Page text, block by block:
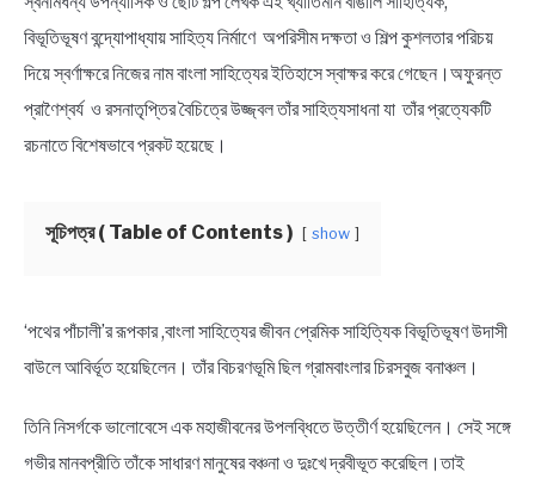
BIOGRAPHY
EDUCATIONAL
BENGALI WISHES
BENGALI NAMES
in
Biography
বিভূতিভূষণ বন্দ্যোপাধ্যায় সাহিত্য নির্মাণে অপরিসীম দক্ষতা ও শিল্প কুশলতার পরিচয়
দিয়ে স্বর্ণাক্ষরে নিজের নাম বাংলা সাহিত্যের ইতিহাসে স্বাক্ষর করে গেছেন।অফুরন্ত
প্রাণৈশ্বর্য ও রসনাতৃপ্তির বৈচিত্রে উজ্জ্বল তাঁর সাহিত্যসাধনা যা তাঁর প্রত্যেকটি
রচনাতে বিশেষভাবে প্রকট হয়েছে।
সূচিপত্র ( Table of Contents ) show
‘পথের পাঁচালী’র রূপকার ,বাংলা সাহিত্যের জীবন প্রেমিক সাহিত্যিক বিভূতিভূষণ উদাসী
বাউলে আবির্ভূত হয়েছিলেন। তাঁর বিচরণভূমি ছিল গ্রামবাংলার চিরসবুজ বনাঞ্চল।
তিনি নিসর্গকে ভালোবেসে এক মহাজীবনের উপলব্ধিতে উত্তীর্ণ হয়েছিলেন। সেই সঙ্গে
গভীর মানবপ্রীতি তাঁকে সাধারণ মানুষের বঞ্চনা ও দুঃখে দ্রবীভূত করেছিল।তাই